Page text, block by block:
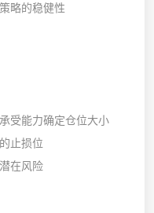
略的稳健性
受能力确定仓位大小
止损位
在风险